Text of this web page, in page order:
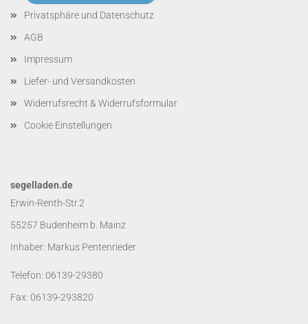
Privatsphäre und Datenschutz
AGB
Impressum
Liefer- und Versandkosten
Widerrufsrecht & Widerrufsformular
Cookie Einstellungen
segelladen.de
Erwin-Renth-Str.2
55257 Budenheim b. Mainz
Inhaber: Markus Pentenrieder
Telefon: 06139-29380
Fax: 06139-293820